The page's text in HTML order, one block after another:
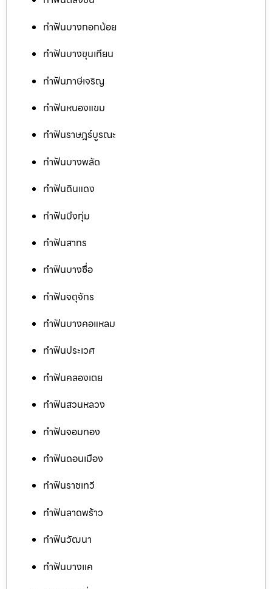
ทำฟันบางกอกน้อย
ทำฟันบางขุนเทียน
ทำฟันภาษีเจริญ
ทำฟันหนองแขม
ทำฟันราษฎร์บูรณะ
ทำฟันบางพลัด
ทำฟันดินแดง
ทำฟันบึงกุ่ม
ทำฟันสาทร
ทำฟันบางซื่อ
ทำฟันจตุจักร
ทำฟันบางคอแหลม
ทำฟันประเวศ
ทำฟันคลองเตย
ทำฟันสวนหลวง
ทำฟันจอมทอง
ทำฟันดอนเมือง
ทำฟันราชเทวี
ทำฟันลาดพร้าว
ทำฟันวัฒนา
ทำฟันบางแค